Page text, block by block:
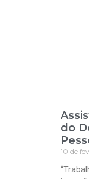
do
10 de